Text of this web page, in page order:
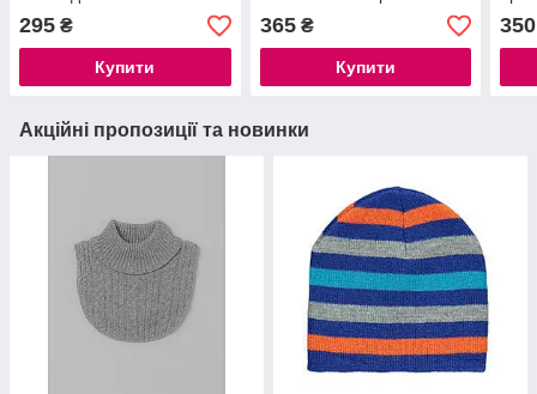
р.1,5-4 роки
295 ₴
Купити
365₴
Купити
350
Акційні пропозиції та новинки